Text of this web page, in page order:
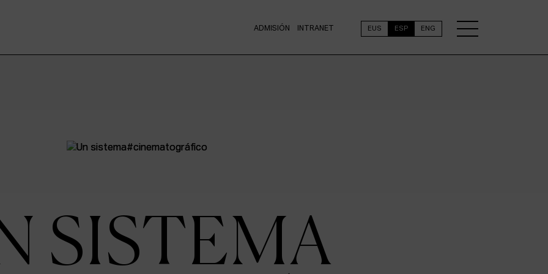
ADMISIÓN INTRANET EUS ESP ENG
SISTEMA